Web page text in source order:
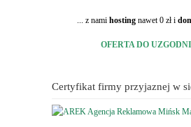
... z nami hosting nawet 0 zł i
OFERTA DO
Certyfikat firmy przyjaznej w